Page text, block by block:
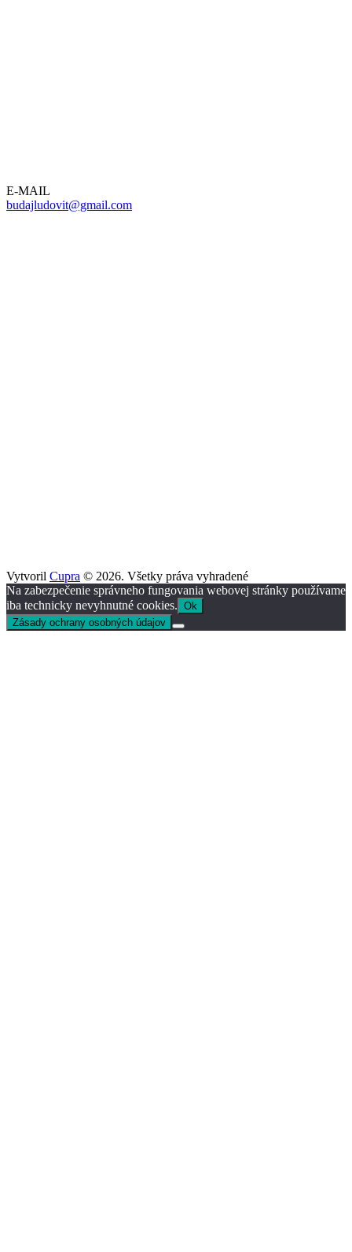
E-MAIL
budajludovit@gmail.com
Vytvoril Cupra © 2026. Všetky práva vyhradené
Na zabezpečenie správneho fungovania webovej stránky používame
iba technicky nevyhnutné cookies. Ok
Zásady ochrany osobných údajov